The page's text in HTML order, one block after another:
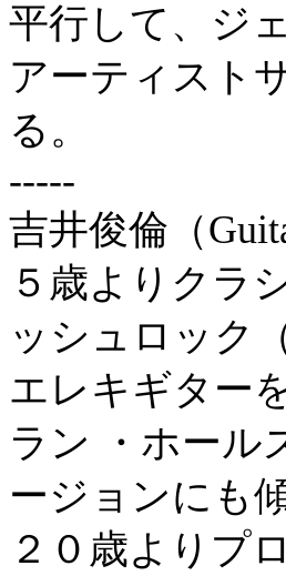
平行して、ジ
アーティスト
る。
-----
吉井俊倫（
５歳よりクラ
ッシュロック
エレキギター
ラン ・ホール
ージョンにも
２０歳よりプ